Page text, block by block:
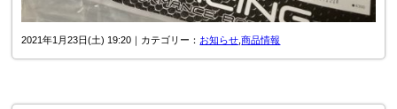
2021年1月23日(土) 19:20｜カテゴリー： お知らせ ,商品情報